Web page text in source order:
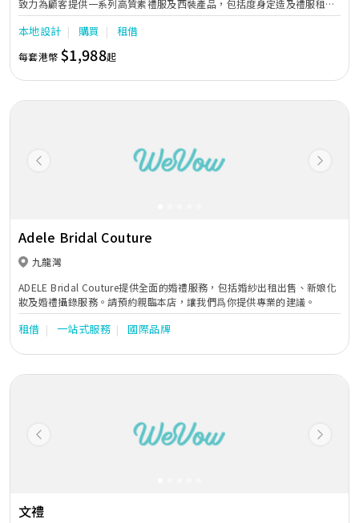
致力為顧客提供一系列高質素禮服及西裝產品，包括度身定造及禮服租賃
服務，希望為男士們帶來更多不同的設計及選擇。Luxe更六度榮獲ESDlife
新婚生活易大賞『新人至愛男士禮服大獎』，備受業界及顧客的肯定。 *
提供訂造禮服服務
本地設計 購買 租借
每套港幣 $1,988起
Previous Next
Adele Bridal Couture
九龍灣
ADELE Bridal Couture提供全面的婚禮服務，包括婚紗出租出售、新娘化
妝及婚禮攝錄服務。請預約親臨本店，讓我們爲你提供專業的建議。
租借 一站式服務 國際品牌
Previous Next
文禮